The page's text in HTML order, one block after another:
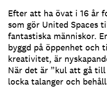
Efter att ha övat i 16 år
som gör United Spaces
fantastiska människor.
byggd på öppenhet
kreativitet, är
När det är ”kul att gå
locka talanger och